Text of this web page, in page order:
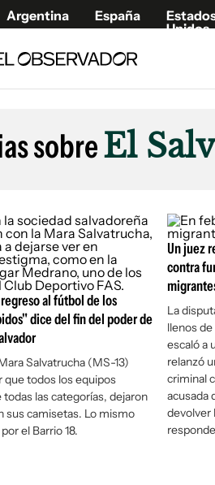
Argentina España
Unidos
Empresas
sobreEl
al fútbol de los
dice del fin del poder de
Salvatrucha (MS-13)
que todos los equipos
las categorías, dejaron
sus camisetas. Lo mismo
el Barrio 18.
Un juez
contra
La
llenos
escaló a
relanzó
criminal
acusada
devolver